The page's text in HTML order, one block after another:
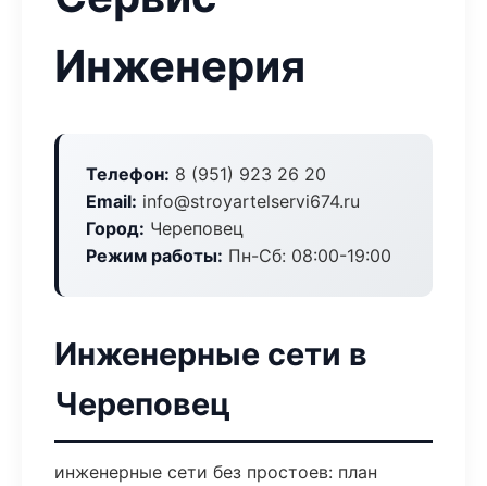
Инженерия
Телефон: 8 (951) 923 26 20
Email: info@stroyartelservi674.ru
Город: Череповец
Режим работы: Пн-Сб: 08:00-19:00
Инженерные сети в
Череповец
инженерные сети без простоев: план